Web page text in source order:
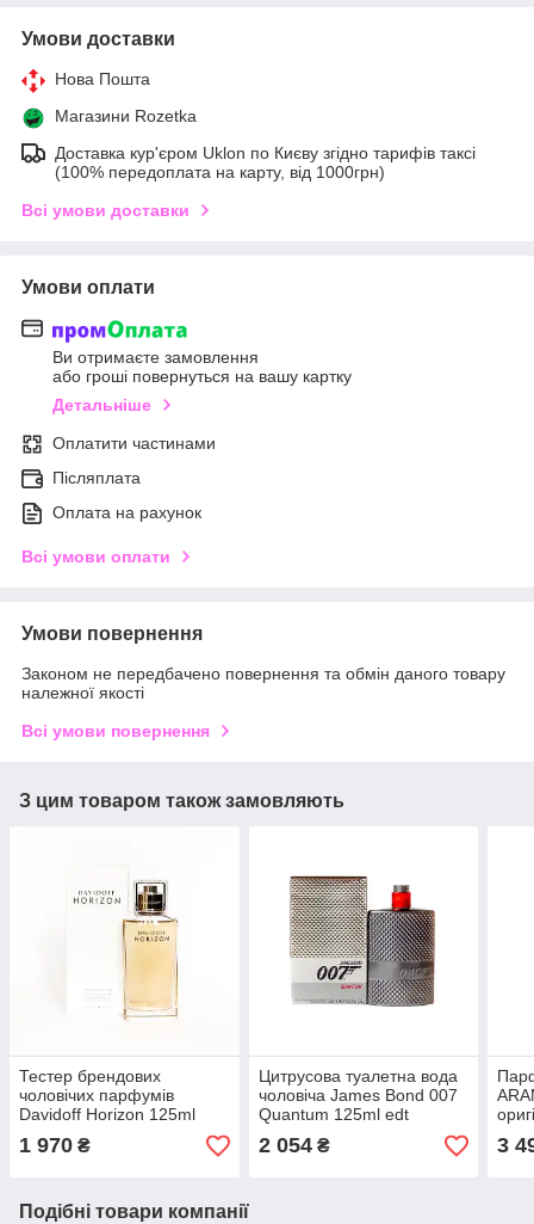
Умови доставки
Нова Пошта
Магазини Rozetka
Доставка кур'єром Uklon по Києву згідно тарифів таксі
(100% передоплата на карту, від 1000грн)
Всі умови доставки
Умови оплати
Ви отримаєте замовлення
або гроші повернуться на вашу картку
Детальніше
Оплатити частинами
Післяплата
Оплата на рахунок
Всі умови оплати
Умови повернення
Законом не передбачено повернення та обмін даного товару
належної якості
Всі умови повернення
З цим товаром також замовляють
Тестер брендових
чоловічих парфумів
Davidoff Horizon 125ml
оригінал, свіжий деревно-
пряний аромат
1 970 ₴
Цитрусова туалетна вода
чоловіча James Bond 007
Quantum 125ml edt
оригінал, деревно-пряний
аромат
2 054₴ 3
Подібні товари компанії